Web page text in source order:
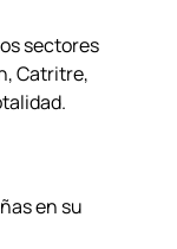
sectores
Catritre,
en su